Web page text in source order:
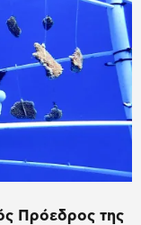
Πρόεδρος της